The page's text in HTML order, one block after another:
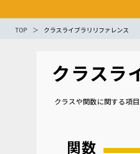
TOP クラスライブラリリファレンス
クラスラ
クラスや関数に関する項目
関数